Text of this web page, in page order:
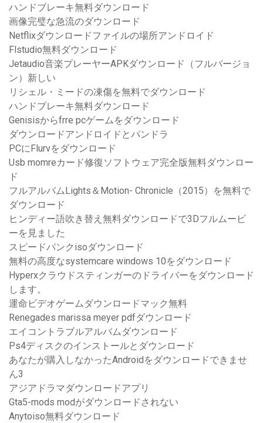
ハンドブレーキ無料ダウンロード
画像完璧な急流のダウンロード
Netflixダウンロードファイルの場所アンドロイド
Flstudio無料ダウンロード
Jetaudio音楽プレーヤーAPKダウンロード（フルバージョ
ン）新しい
リシェル・ミードの凍傷を無料でダウンロード
ハンドブレーキ無料ダウンロード
Genisisからfrre pcゲームをダウンロード
ダウンロードアンドロイドとパンドラ
PCにFlurvをダウンロード
Usb momreカード修復ソフトウェア完全版無料ダウンロー
ド
フルアルバムLights＆Motion- Chronicle（2015）を無料で
ダウンロード
ヒンディー語吹き替え無料ダウンロードで3Dフルムービ
ーを見ました
スピードパンクisoダウンロード
無料の高度なsystemcare windows 10をダウンロード
Hyperxクラウドスティンガーのドライバーをダウンロード
します。
運命ビデオゲームダウンロードマック無料
Renegades marissa meyer pdfダウンロード
エイコントラブルアルバムダウンロード
Ps4ディスクのインストールとダウンロード
あなたが購入しなかったAndroidをダウンロードできませ
ん3
アジアドラマダウンロードアプリ
Gta5-mods modがダウンロードされない
Anytoiso無料ダウンロード